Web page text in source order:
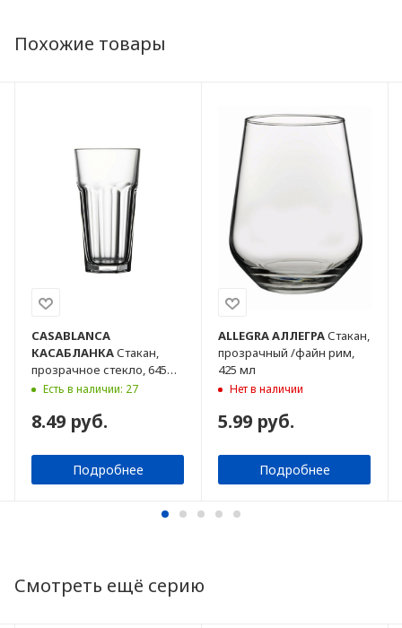
Похожие товары
CASABLANCA
КАСАБЛАНКАСтакан,
прозрачное стекло, 645
млЕсть в наличии: 27
8.49 руб.
Подробнее
ALLEGRAАЛЛЕГРАСтакан,
прозрачный /файн рим,
425 мл
Нет в наличии
5.99 руб.
Подробнее
Смотреть ещё серию